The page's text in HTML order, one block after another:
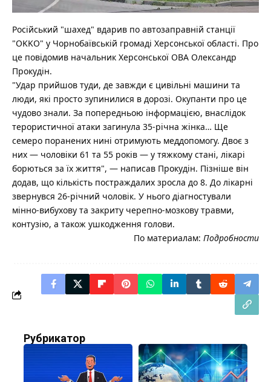
Російський "шахед" вдарив по автозаправній станції
"OKKO" у Чорнобаївській громаді Херсонської області. Про
це повідомив начальник Херсонської ОВА Олександр
Прокудін.
"Удар прийшов туди, де завжди є цивільні машини та
люди, які просто зупинилися в дорозі. Окупанти про це
чудово знали. За попередньою інформацією, внаслідок
терористичної атаки загинула 35-річна жінка… Ще
семеро поранених нині отримують меддопомогу. Двоє з
них — чоловіки 61 та 55 років — у тяжкому стані, лікарі
борються за їх життя", — написав Прокудін. Пізніше він
додав, що кількість постраждалих зросла до 8. До лікарні
звернувся 26-річний чоловік. У нього діагностували
мінно-вибухову та закриту черепно-мозкову травми,
контузію, а також ушкодження голови.
По материалам: Подробности
Рубрикатор